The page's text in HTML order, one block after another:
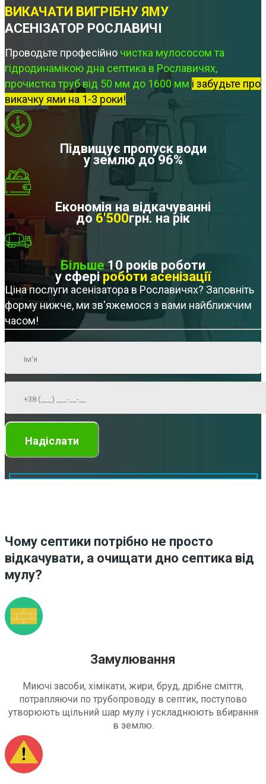
ВИКАЧАТИ ВИГРІБНУ ЯМУ
АСЕНІЗАТОР РОСЛАВИЧІ
Проводьте професійно чистка мулососом та
гідродинамікою дна септика в Рославичях,
прочистка труб від 50 мм до 1600 мм і забудьте про
викачку ями на 1-3 роки!
Підвищує пропуск води
у землю до 96%
Економія на відкачуванні
до 6'500грн. на рік
Більше10 років роботи
у сфері роботи асенізації
Ціна послуги асенізатора в Рославичях? Заповніть
форму нижче, ми зв'яжемося з вами найближчим
часом!
Чому септики потрібно не просто
відкачувати, а очищати дно септика від
мулу?
Замулювання
Миючі засоби, хімікати, жири, бруд, дрібне сміття,
потрапляючи по трубопроводу в септик, поступово
утворюють щільний шар мулу і ускладнюють вбирання
в землю.